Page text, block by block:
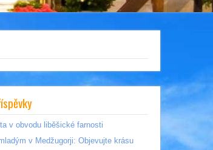
v obvodu liběšické farnosti
v Medžugorji: Objevujte krásu